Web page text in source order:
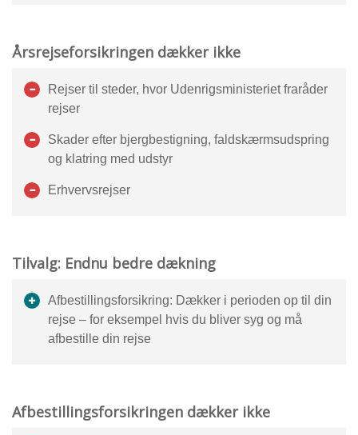
Årsrejseforsikringen dækker ikke
Rejser til steder, hvor Udenrigsministeriet fraråder
rejser
Skader efter bjergbestigning, faldskærmsudspring
og klatring med udstyr
Erhvervsrejser
Tilvalg: Endnu bedre dækning
Afbestillingsforsikring: Dækker i perioden op til din
rejse – for eksempel hvis du bliver syg og må
afbestille din rejse
Afbestillingsforsikringen dækker ikke